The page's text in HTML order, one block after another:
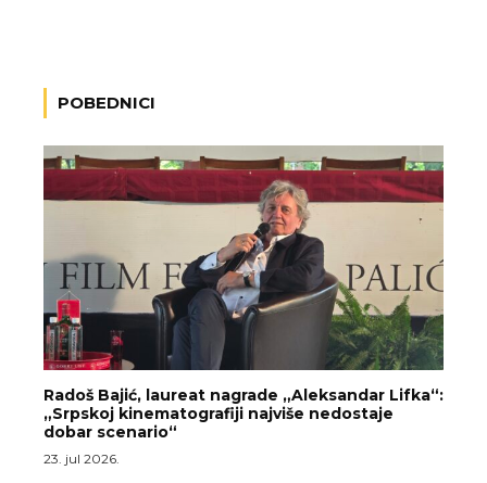
POBEDNICI
Radoš Bajić, laureat nagrade „Aleksandar Lifka“:
„Srpskoj kinematografiji najviše nedostaje
dobar scenario“
23. jul 2026.